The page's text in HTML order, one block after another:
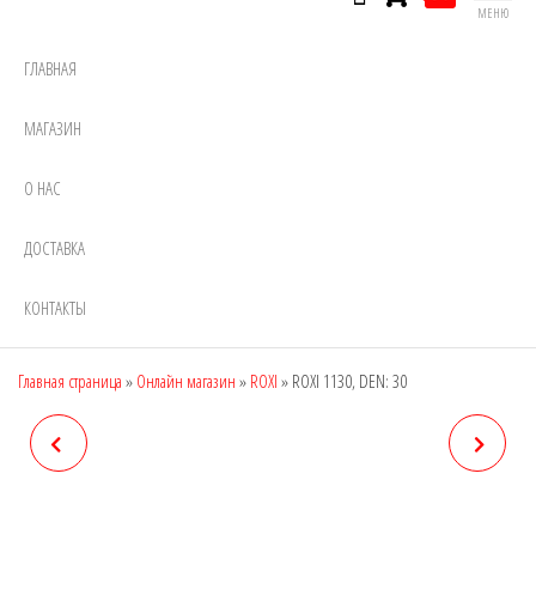
МЕНЮ
ГЛАВНАЯ
МАГАЗИН
О НАС
ДОСТАВКА
КОНТАКТЫ
Главная страница » Онлайн магазин » ROXI » ROXI 1130, DEN: 30